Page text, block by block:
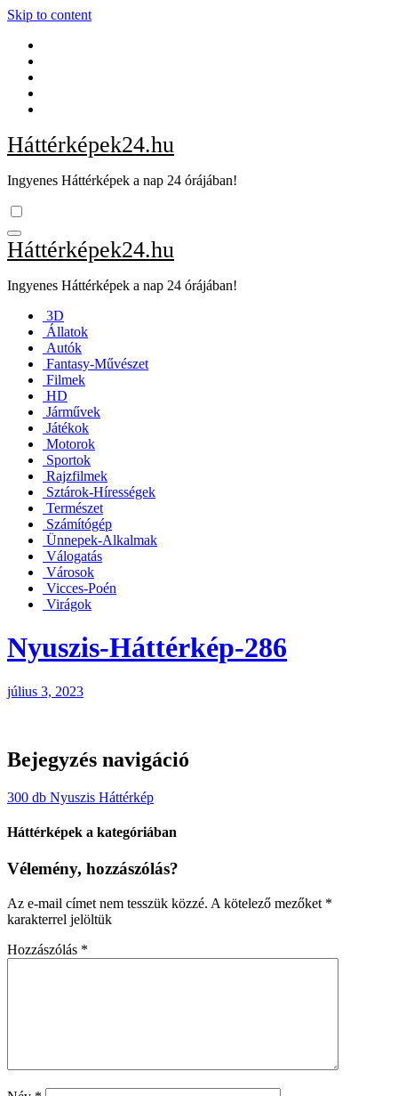
Skip to content
Háttérképek24.hu
Ingyenes Háttérképek a nap 24 órájában!
Háttérképek24.hu
Ingyenes Háttérképek a nap 24 órájában!
3D
Állatok
Autók
Fantasy-Művészet
Filmek
HD
Járművek
Játékok
Motorok
Sportok
Rajzfilmek
Sztárok-Hírességek
Természet
Számítógép
Ünnepek-Alkalmak
Válogatás
Városok
Vicces-Poén
Virágok
Nyuszis-Háttérkép-286
július 3, 2023
Bejegyzés navigáció
300 db Nyuszis Háttérkép
Háttérképek a kategóriában
Vélemény, hozzászólás?
Az e-mail címet nem tesszük közzé. A kötelező mezőket *
karakterrel jelöltük
Hozzászólás *